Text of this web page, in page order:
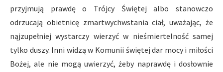
przyjmują prawdę o Trójcy Świętej albo stanowczo
odrzucają obietnicę zmartwychwstania ciał, uważając, że
nąjzupełniej wystarczy wierzyć w nieśmiertelność samej
tylko duszy. Inni widzą w Komunii świętej dar mocy i miłości
Bożej, ale nie mogą uwierzyć, żeby naprawdę i dosłownie